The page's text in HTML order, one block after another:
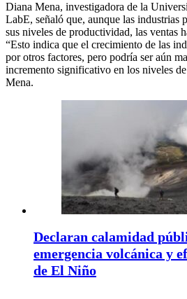
Diana Mena, investigadora de la
LabE, señaló que, aunque las industrias
sus niveles de productividad, las ventas
“Esto indica que el crecimiento de las
por otros factores, pero podría ser aún
incremento significativo en los niveles
Mena.
Declaran calamidad
emergencia volcánica y
de El Niño